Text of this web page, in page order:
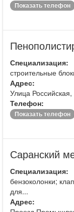
Показать телефон
Специализация:
строительные
Адрес:
Улица
Телефон:
Показать телефон
Саранский
Специализация:
бензоколонки;
для...
Адрес: